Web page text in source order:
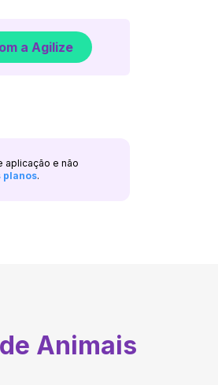
a Agilize
aplicação e não
planos.
Animais